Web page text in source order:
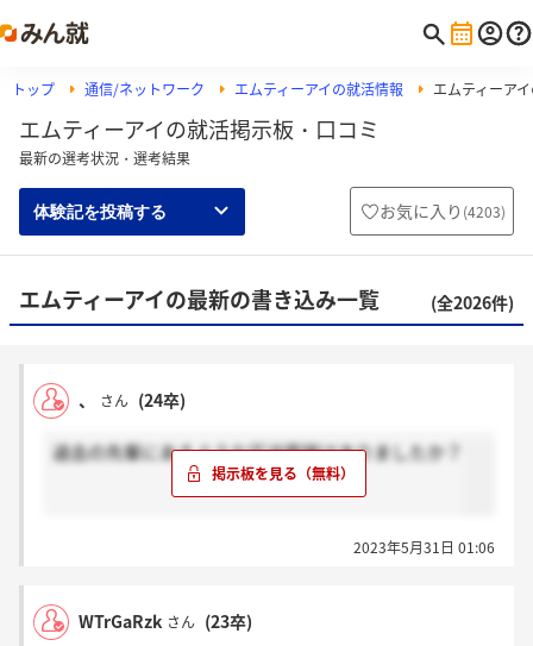
トップ 通信/ネットワーク エムティーアイの就活情報 エムティーア
エムティーアイの就活掲示板・口コミ
最新の選考状況・選考結果
体験記を投稿する お気に入り (4203)
エムティーアイの最新の書き込み一覧 (全2026件)
、 さん (24卒)
過去の先輩にあるような圧迫面接はありましたか？
2023年5月31日 01:06
WTrGaRzk さん (23卒)